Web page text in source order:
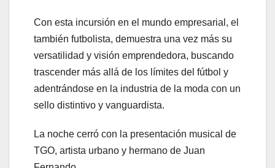
Con esta incursión en el mundo empresarial, el
también futbolista, demuestra una vez más su
versatilidad y visión emprendedora, buscando
trascender más allá de los límites del fútbol y
adentrándose en la industria de la moda con un
sello distintivo y vanguardista.
La noche cerró con la presentación musical de
TGO, artista urbano y hermano de Juan